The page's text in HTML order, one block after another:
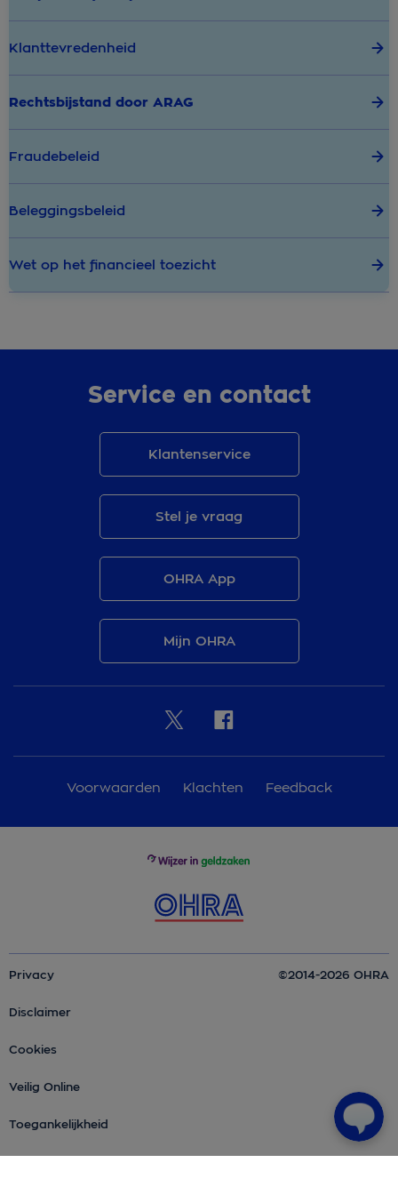
Klanttevredenheid
Rechtsbijstand door ARAG
Fraudebeleid
Beleggingsbeleid
Wet op het financieel toezicht
Service en contact
Klantenservice
Stel je vraag
OHRA App
Mijn OHRA
Voorwaarden Klachten Feedback
Privacy
Disclaimer
Cookies
Veilig Online
Toegankelijkheid
©2014-2026 OHRA